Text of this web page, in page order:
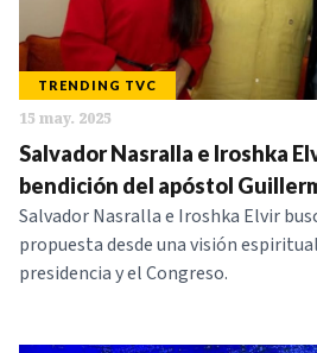
TRENDING TVC
15 may. 2025
Salvador Nasralla e Iroshka
bendición del apóstol
Salvador Nasralla e Iroshka Elvir
propuesta desde una visión
presidencia y el Congreso.